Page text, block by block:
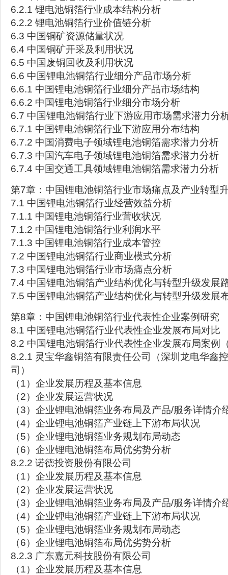
6.2.1 锂电池铜箔行业成本结构分析
6.2.2 锂电池铜箔行业价值链分析
6.3 中国铜矿资源储量状况
6.4 中国铜矿开采及利用状况
6.5 中国废铜回收及利用状况
6.6 中国锂电池铜箔行业细分产品市场分析
6.6.1 中国锂电池铜箔行业细分产品市场结构
6.6.2 中国锂电池铜箔行业细分市场分析
6.7 中国锂电池铜箔行业下游应用市场需求潜力分
6.7.1 中国锂电池铜箔行业下游应用分布结构
6.7.2 中国消费电子领域锂电池铜箔需求潜力分析
6.7.3 中国汽车电子领域锂电池铜箔需求潜力分析
6.7.4 中国交通工具领域锂电池铜箔需求潜力分析
第7章：中国锂电池铜箔行业市场痛点及产业转型
7.1 中国锂电池铜箔行业经营效益分析
7.1.1 中国锂电池铜箔行业营收状况
7.1.2 中国锂电池铜箔行业利润水平
7.1.3 中国锂电池铜箔行业成本管控
7.2 中国锂电池铜箔行业商业模式分析
7.3 中国锂电池铜箔行业市场痛点分析
7.4 中国锂电池铜箔产业结构优化与转型升级发展
7.5 中国锂电池铜箔产业结构优化与转型升级发展
第8章：中国锂电池铜箔行业代表性企业案例研究
8.1 中国锂电池铜箔行业代表性企业发展布局对比
8.2 中国锂电池铜箔行业代表性企业发展布局案例
8.2.1 灵宝华鑫铜箔有限责任公司（深圳龙电华鑫
司）
（1）企业发展历程及基本信息
（2）企业发展运营状况
（3）企业锂电池铜箔业务布局及产品/服务详情介
（4）企业锂电池铜箔产业链上下游布局状况
（5）企业锂电池铜箔业务规划布局动态
（6）企业锂电池铜箔布局优劣势分析
8.2.2 诺德投资股份有限公司
（1）企业发展历程及基本信息
（2）企业发展运营状况
（3）企业锂电池铜箔业务布局及产品/服务详情介
（4）企业锂电池铜箔产业链上下游布局状况
（5）企业锂电池铜箔业务规划布局动态
（6）企业锂电池铜箔布局优劣势分析
8.2.3 广东嘉元科技股份有限公司
（1）企业发展历程及基本信息